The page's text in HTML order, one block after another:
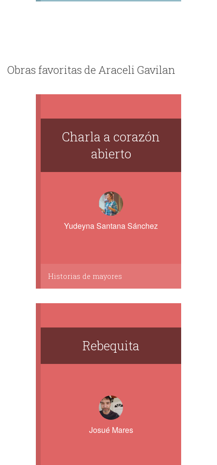
Obras favoritas de Araceli Gavilan
Charla a corazón
abierto
Yudeyna Santana Sánchez
Historias de mayores
Rebequita
Josué Mares